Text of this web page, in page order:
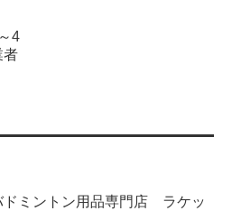
4
者
ドミントン用品専門店 ラケッ